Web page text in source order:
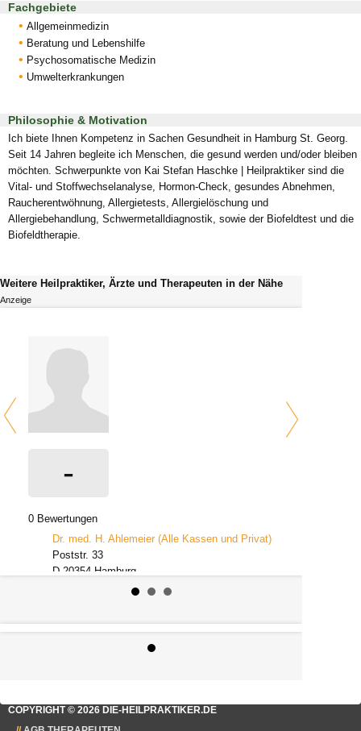
Fachgebiete
Allgemeinmedizin
Beratung und Lebenshilfe
Psychosomatische Medizin
Umwelterkrankungen
Philosophie & Motivation
Ich biete Ihnen Kompetenz in Sachen Gesundheit in Hamburg St. Georg.
Seit 14 Jahren begleite ich Menschen, die gesund werden und/oder bleiben
möchten. Schwerpunkte von Kai Stefan Haschke | Heilpraktiker sind die
Vital- und Stoffwechselanalyse, Hormon-Check, gesundes Abnehmen,
Raucherentwöhnung, Allergietests, Allergielöschung und
Allergiebehandlung, Schwermetalldiagnostik, sowie der Biofeldtest und die
Biofeldtherapie.
Weitere Heilpraktiker, Ärzte und Therapeuten in der Nähe
Anzeige
-
0 Bewertungen
Dr. med. H. Ahlemeier (Alle Kassen und Privat)
Poststr. 33
D-20354 Hamburg
COPYRIGHT © 2026 DIE-HEILPRAKTIKER.DE